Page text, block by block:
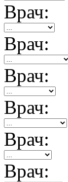
Врач:
Врач:
Врач:
Врач:
Врач:
Врач: